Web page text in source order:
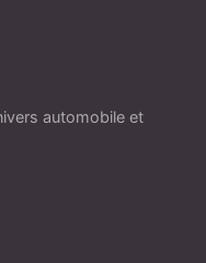
automobile et